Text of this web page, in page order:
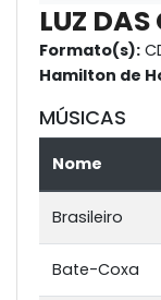
LUZ
Formato(s):
Hamilton de
MÚSICAS
Nome
Brasileiro
Bate-Coxa